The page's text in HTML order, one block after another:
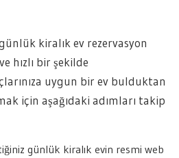
kiralık ev rezervasyon
hızlı bir şekilde
uygun bir ev bulduktan
için aşağıdaki adımları takip
günlük kiralık evin resmi web